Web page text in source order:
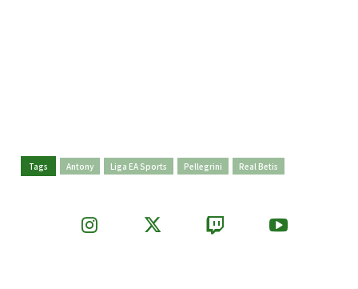
Tags Antony Liga EA Sports Pellegrini Real Betis